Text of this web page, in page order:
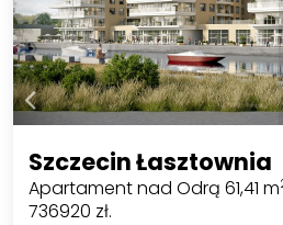
Szczecin Łasztownia
Apartament nad Odrą 61,41 m
736920 zł.